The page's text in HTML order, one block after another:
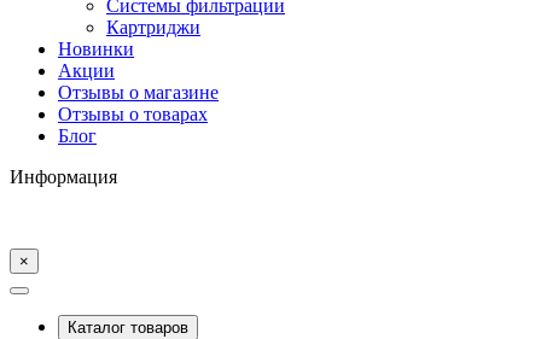
Системы фильтрации
Картриджи
Новинки
Акции
Отзывы о магазине
Отзывы о товарах
Блог
Информация
×
Каталог товаров